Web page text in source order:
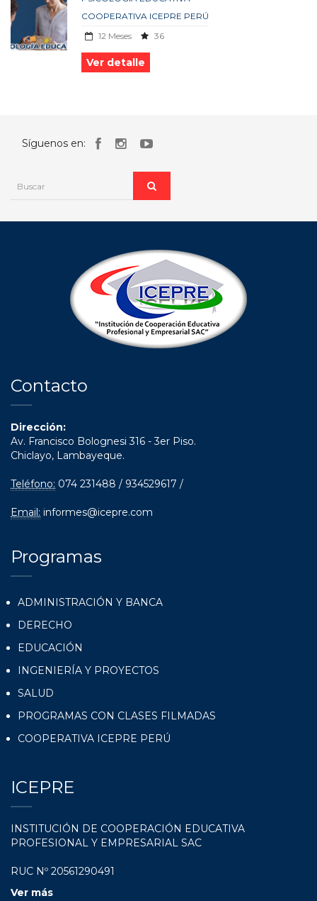
COOPERATIVA ICEPRE PERÚ
12 Meses
36
Ver detalle
Síguenos en:
Contacto
Dirección:
Av. Francisco Bolognesi 316 - 3er Piso.
Chiclayo, Lambayeque.
Teléfono: 074 231488 / 934529617 /
Email: informes@icepre.com
Programas
ADMINISTRACIÓN Y BANCA
DERECHO
EDUCACIÓN
INGENIERÍA Y PROYECTOS
SALUD
PROGRAMAS CON CLASES FILMADAS
COOPERATIVA ICEPRE PERÚ
ICEPRE
INSTITUCIÓN DE COOPERACIÓN EDUCATIVA
PROFESIONAL Y EMPRESARIAL SAC
RUC Nº 20561290491
Ver más